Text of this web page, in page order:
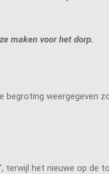
maken voor het dorp.
begroting weergegeven
terwijl het nieuwe op de